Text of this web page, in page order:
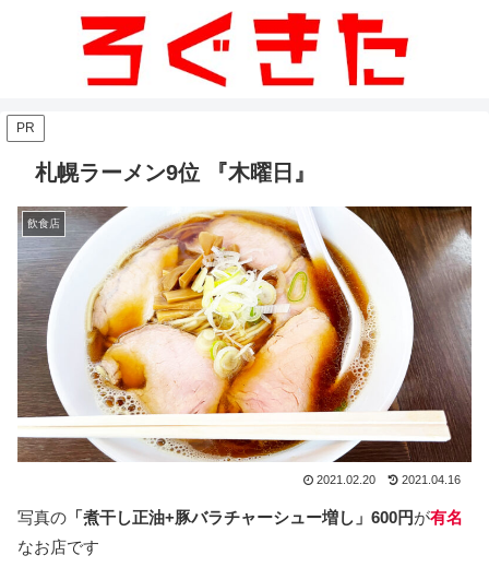
PR
札幌ラーメン9位 『木曜日』
飲食店
2021.02.20 2021.04.16
写真の 「煮干し正油+豚バラチャーシュー増し」600円が有名
なお店です